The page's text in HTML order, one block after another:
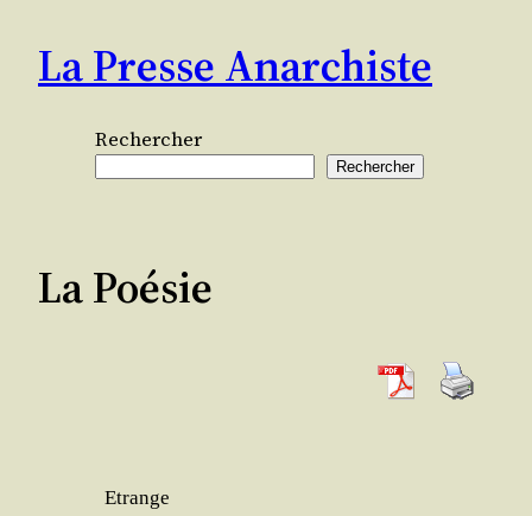
contenu
La Presse Anarchiste
Rechercher
Rechercher
La Poésie
Etrange